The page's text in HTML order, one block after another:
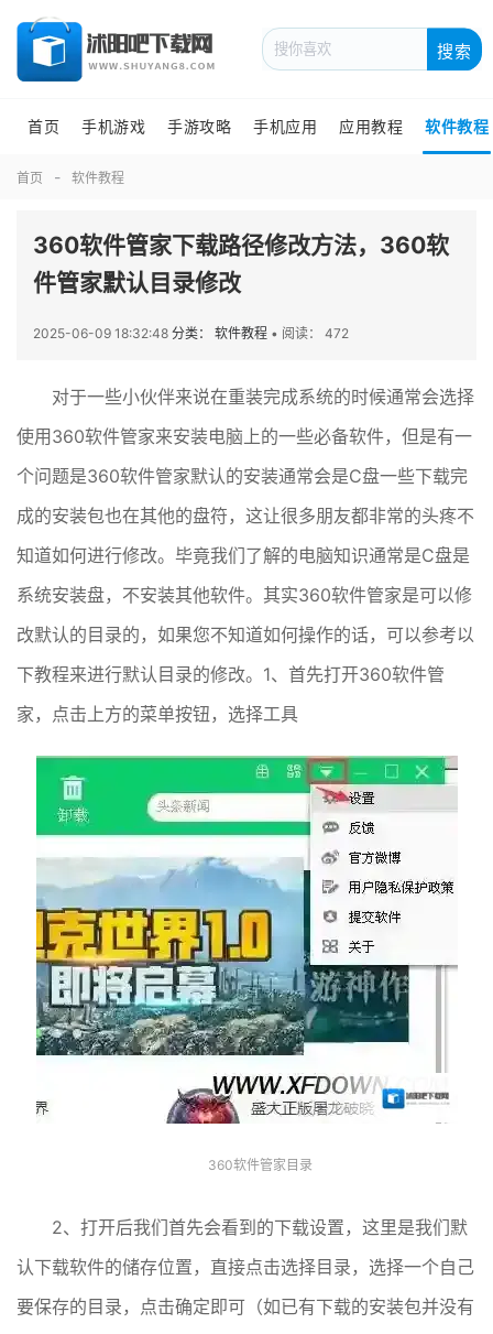
搜索
首页 手机游戏 手游攻略 手机应用 应用教程 软件教程
首页 软件教程
360软件管家下载路径修改方法，360软
件管家默认目录修改
2025-06-09 18:32:48 分类： 软件教程 • 阅读： 472
对于一些小伙伴来说在重装完成系统的时候通常会选择
使用360软件管家来安装电脑上的一些必备软件，但是有一
个问题是360软件管家默认的安装通常会是C盘一些下载完
成的安装包也在其他的盘符，这让很多朋友都非常的头疼不
知道如何进行修改。毕竟我们了解的电脑知识通常是C盘是
系统安装盘，不安装其他软件。其实360软件管家是可以修
改默认的目录的，如果您不知道如何操作的话，可以参考以
下教程来进行默认目录的修改。1、首先打开360软件管
家，点击上方的菜单按钮，选择工具
360软件管家目录
2、打开后我们首先会看到的下载设置，这里是我们默
认下载软件的储存位置，直接点击选择目录，选择一个自己
要保存的目录，点击确定即可（如已有下载的安装包并没有